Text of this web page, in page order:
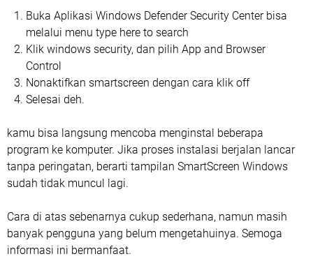
Buka Aplikasi Windows Defender Security Center bisa
melalui menu type here to search
Klik windows security, dan pilih App and Browser
Control
Nonaktifkan smartscreen dengan cara klik off
Selesai deh.
kamu bisa langsung mencoba menginstal beberapa
program ke komputer. Jika proses instalasi berjalan lancar
tanpa peringatan, berarti tampilan SmartScreen Windows
sudah tidak muncul lagi.
Cara di atas sebenarnya cukup sederhana, namun masih
banyak pengguna yang belum mengetahuinya. Semoga
informasi ini bermanfaat.